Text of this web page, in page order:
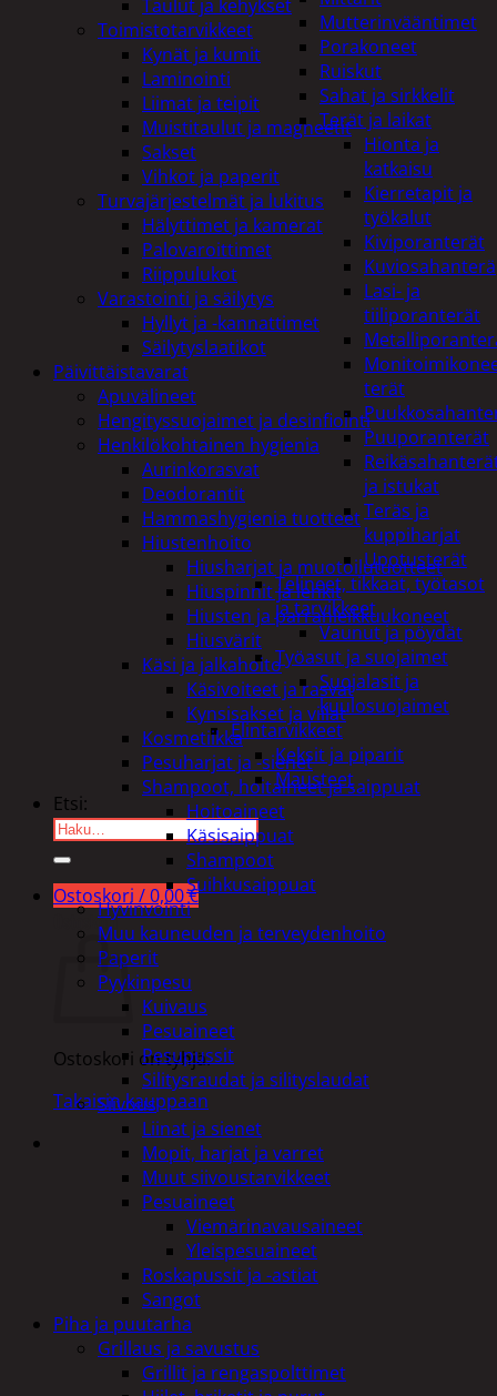
Mutterinvääntimet
Porakoneet
Ruiskut
Sahat ja sirkkelit
Terät ja laikat
Hionta ja
katkaisu
Kierretapit ja
työkalut
Kiviporanterät
Kuviosahanterä
Lasi- ja
tiiliporanterät
terät
Puuporanterät
ja istukat
Teräs ja
kuppiharjat
Upotusterät
Telineet, tikkaat, työtasot
ja tarvikkeet
Vaunut ja pöydät
Työasut ja suojaimet
Suojalasit ja
kuulosuojaimet
Elintarvikkeet
Keksit ja piparit
Mausteet
Etsi:
Ostoskori /0,00€
Ostoskori
Ostoskori on tyhjä.
Takaisin kauppaan
Taulut ja kehykset
Toimistotarvikkeet
Kynät ja kumit
Laminointi
Liimat ja teipit
Muistitaulut ja magneetit
Sakset
Vihkot ja paperit
Turvajärjestelmät ja lukitus
Hälyttimet ja kamerat
Palovaroittimet
Riippulukot
Varastointi ja säilytys
Hyllyt ja -kannattimet
Säilytyslaatikot
Päivittäistavarat
Apuvälineet
Hengityssuojaimet ja desinfiointi
Henkilökohtainen hygienia
Aurinkorasvat
Deodorantit
Hammashygienia tuotteet
Hiustenhoito
Hiusharjat ja muotoilutuotteet
Hiuspinnit ja lenkit
Hiusten ja parranleikkuukoneet
Hiusvärit
Käsi ja jalkahoito
Käsivoiteet ja rasvat
Kynsisakset ja viilat
Kosmetiikka
Pesuharjat ja -sienet
Shampoot, hoitaineet ja saippuat
Hoitoaineet
Käsisaippuat
Shampoot
Suihkusaippuat
Hyvinvointi
Muu kauneuden ja terveydenhoito
Paperit
Pyykinpesu
Kuivaus
Pesuaineet
Pesupussit
Silitysraudat ja silityslaudat
Siivous
Liinat ja sienet
Mopit, harjat ja varret
Muut siivoustarvikkeet
Pesuaineet
Viemärinavausaineet
Yleispesuaineet
Roskapussit ja -astiat
Sangot
Piha ja puutarha
Grillaus ja savustus
Grillit ja rengaspolttimet